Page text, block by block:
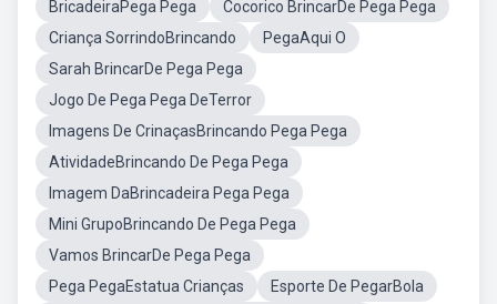
BricadeiraPega Pega
Cocorico BrincarDe Pega Pega
Criança SorrindoBrincando
PegaAqui O
Sarah BrincarDe Pega Pega
Jogo De Pega Pega DeTerror
Imagens De CrinaçasBrincando Pega Pega
AtividadeBrincando De Pega Pega
Imagem DaBrincadeira Pega Pega
Mini GrupoBrincando De Pega Pega
Vamos BrincarDe Pega Pega
Pega PegaEstatua Crianças
Esporte De PegarBola